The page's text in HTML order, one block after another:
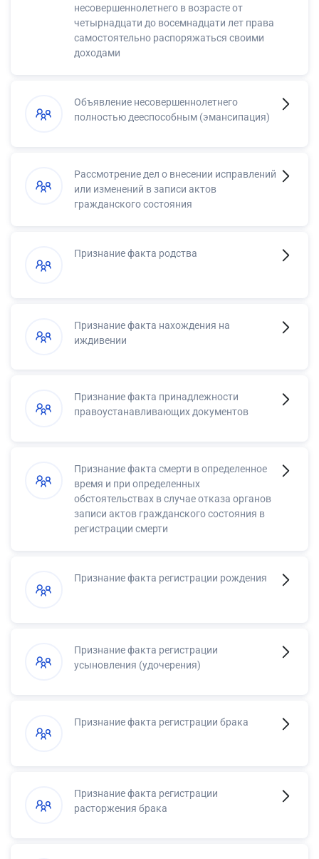
несовершеннолетнего в возрасте от
четырнадцати до восемнадцати лет права
самостоятельно распоряжаться своими
доходами
Объявление несовершеннолетнего
полностью дееспособным (эмансипация)
Рассмотрение дел о внесении исправлений
или изменений в записи актов
гражданского состояния
Признание факта родства
Признание факта нахождения на
иждивении
Признание факта принадлежности
правоустанавливающих документов
Признание факта смерти в определенное
время и при определенных
обстоятельствах в случае отказа органов
записи актов гражданского состояния в
регистрации смерти
Признание факта регистрации рождения
Признание факта регистрации
усыновления (удочерения)
Признание факта регистрации брака
Признание факта регистрации
расторжения брака